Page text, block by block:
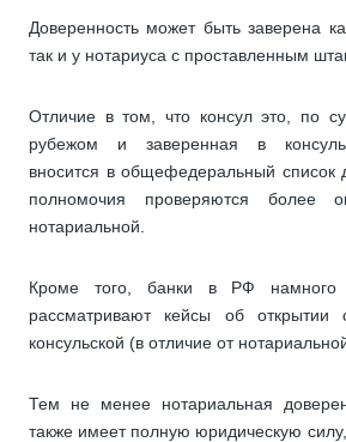
Доверенность может быть заверена
так и у нотариуса с проставленным
Отличие в том, что консул это, по
рубежом и заверенная в
вносится в общефедеральный список
полномочия проверяются более
нотариальной.
Кроме того, банки в РФ намного
рассматривают кейсы об открытии
консульской (в отличие от
Тем не менее нотариальная
также имеет полную юридическую